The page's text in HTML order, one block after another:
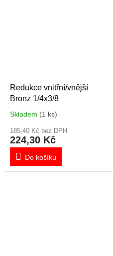
Redukce vnitřní/vnější
Bronz 1/4x3/8
Skladem (1 ks)
185,40 Kč bez DPH
224,30 Kč
Do košíku